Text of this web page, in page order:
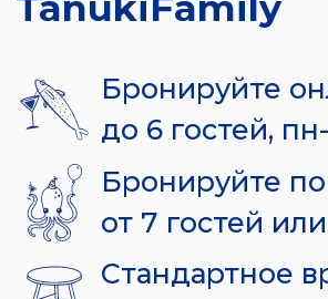
Солнцево, Богданова ул., 52А
Забронировать стол
от 7 гостей или пт-вс
размещения — 2 часа